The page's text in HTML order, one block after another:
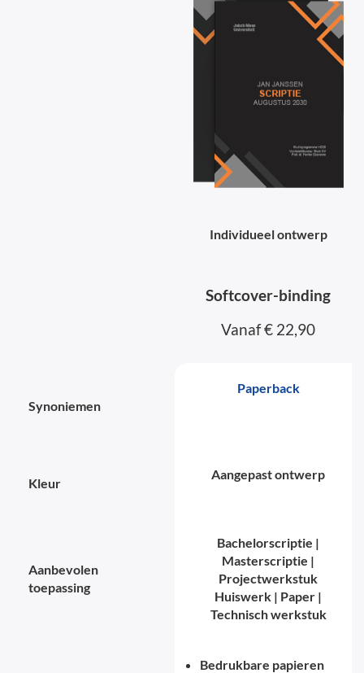
Individueel ontwerp
Softcover-binding
Vanaf € 22,90
Synoniemen
Paperback
Kleur
Aangepast ontwerp
Aanbevolen
toepassing
Bachelorscriptie |
Masterscriptie |
Projectwerkstuk
Huiswerk | Paper |
Technisch werkstuk
Bedrukbare papieren